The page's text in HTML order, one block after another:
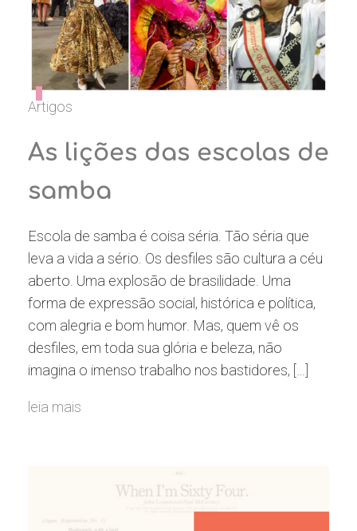
Artigos
As lições das escolas de
samba
Escola de samba é coisa séria. Tão séria que
leva a vida a sério. Os desfiles são cultura a céu
aberto. Uma explosão de brasilidade. Uma
forma de expressão social, histórica e política,
com alegria e bom humor. Mas, quem vê os
desfiles, em toda sua glória e beleza, não
imagina o imenso trabalho nos bastidores, […]
leia mais